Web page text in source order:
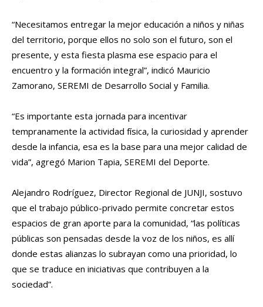
“Necesitamos entregar la mejor educación a niños y niñas
del territorio, porque ellos no solo son el futuro, son el
presente, y esta fiesta plasma ese espacio para el
encuentro y la formación integral”, indicó Mauricio
Zamorano, SEREMI de Desarrollo Social y Familia.
“Es importante esta jornada para incentivar
tempranamente la actividad física, la curiosidad y aprender
desde la infancia, esa es la base para una mejor calidad de
vida”, agregó Marion Tapia, SEREMI del Deporte.
Alejandro Rodríguez, Director Regional de JUNJI, sostuvo
que el trabajo público-privado permite concretar estos
espacios de gran aporte para la comunidad, “las políticas
públicas son pensadas desde la voz de los niños, es allí
donde estas alianzas lo subrayan como una prioridad, lo
que se traduce en iniciativas que contribuyen a la
sociedad”.